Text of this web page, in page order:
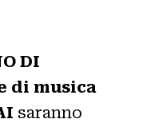
DI
di musica
saranno